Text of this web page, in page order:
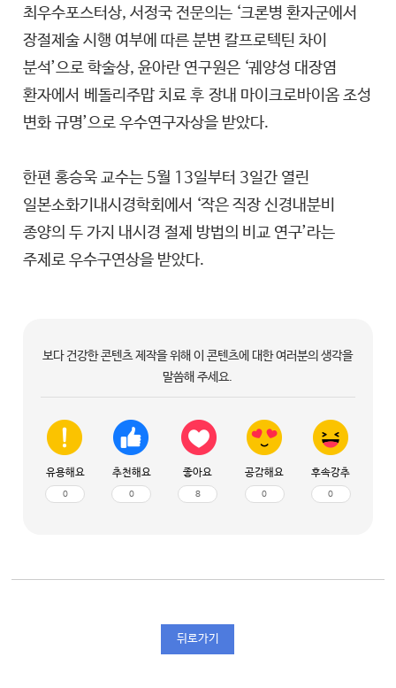
최우수포스터상, 서정국 전문의는 ‘크론병 환자군에서
장절제술 시행 여부에 따른 분변 칼프로텍틴 차이
분석’으로 학술상, 윤아란 연구원은 ‘궤양성 대장염
환자에서 베돌리주맙 치료 후 장내 마이크로바이옴 조성
변화 규명’으로 우수연구자상을 받았다.
한편 홍승욱 교수는 5월 13일부터 3일간 열린
일본소화기내시경학회에서 ‘작은 직장 신경내분비
종양의 두 가지 내시경 절제 방법의 비교 연구’라는
주제로 우수구연상을 받았다.
보다 건강한 콘텐츠 제작을 위해 이 콘텐츠에 대한 여러분의 생각을
말씀해 주세요.
유용해요
0
추천해요
0
좋아요
8
공감해요
0
후속강추
0
뒤로가기